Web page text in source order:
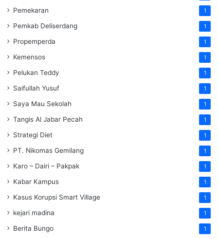
Pemekaran 1
Pemkab Deliserdang 1
Propemperda 1
Kemensos 1
Pelukan Teddy 1
Saifullah Yusuf 1
Saya Mau Sekolah 1
Tangis Al Jabar Pecah 1
Strategi Diet 1
PT. Nikomas Gemilang 1
Karo – Dairi – Pakpak 1
Kabar Kampus 1
Kasus Korupsi Smart Village 1
kejari madina 1
Berita Bungo 1